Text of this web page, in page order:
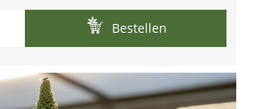
Bestellen